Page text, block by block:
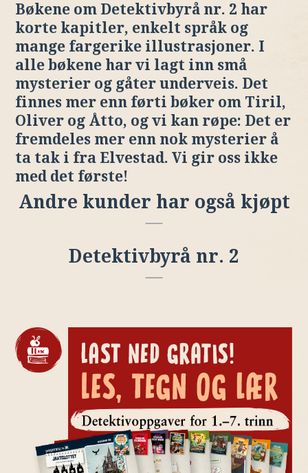
Bøkene om Detektivbyrå nr. 2 har
korte kapitler, enkelt språk og
mange fargerike illustrasjoner. I
alle bøkene har vi lagt inn små
mysterier og gåter underveis. Det
finnes mer enn førti bøker om Tiril,
Oliver og Åtto, og vi kan røpe: Det er
fremdeles mer enn nok mysterier å
ta tak i fra Elvestad. Vi gir oss ikke
med det første!
Andre kunder har også kjøpt
Detektivbyrå nr. 2